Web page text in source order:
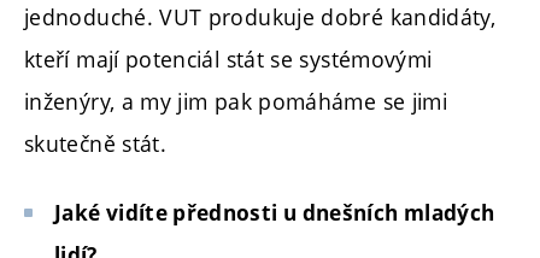
jednoduché. VUT produkuje dobré kandidáty,
kteří mají potenciál stát se systémovými
inženýry, a my jim pak pomáháme se jimi
skutečně stát.
Jaké vidíte přednosti u dnešních mladých